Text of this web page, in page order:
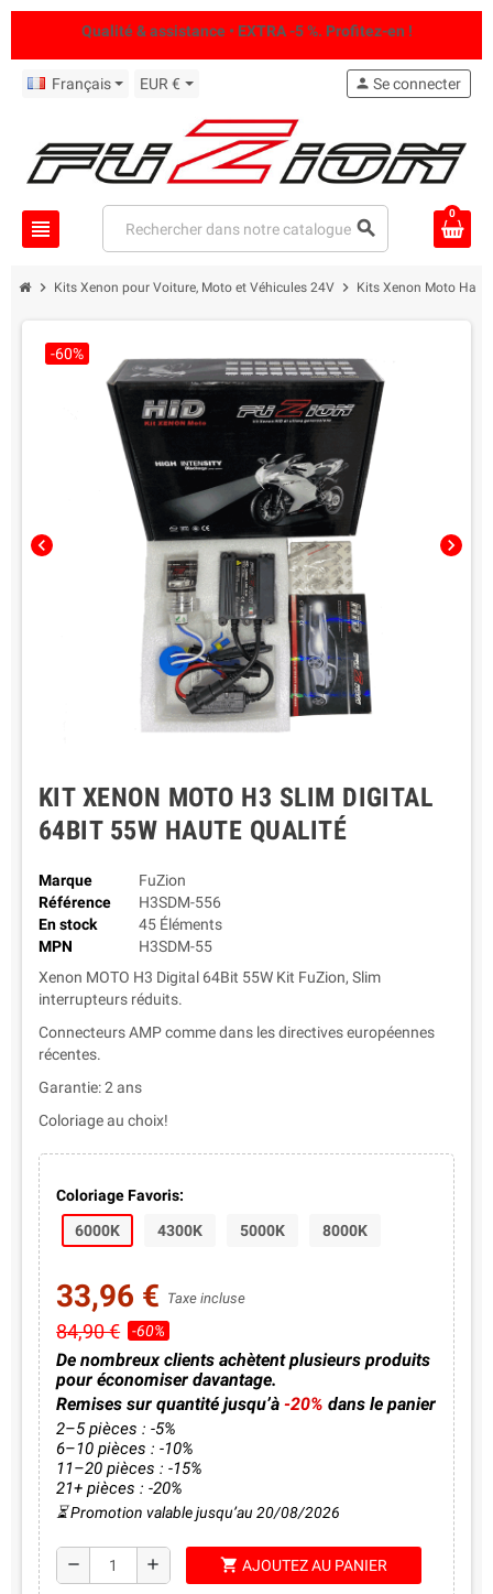
Qualité & assistance • EXTRA -5 %. Profitez-en !
Français EUR €
view_headline search
person Se connecter
0
chevron_right Kits Xenon pour Voiture, Moto et Véhicules 24V chevron_right Kits Xenon Moto
chevron_left chevron_right
-60%
KIT XENON MOTO H3 SLIM DIGITAL
64BIT 55W HAUTE QUALITÉ
Marque
FuZion
Référence
H3SDM-556
En stock
45 Éléments
MPN
H3SDM-55
Xenon MOTO H3 Digital 64Bit 55W Kit FuZion, Slim
interrupteurs réduits.
Connecteurs AMP comme dans les directives européennes
récentes.
Garantie: 2 ans
Coloriage au choix!
Coloriage Favoris:
6000K
4300K 5000K 8000K
33,96 € Taxe incluse
84,90 € -60%
De nombreux clients achètent plusieurs produits
pour économiser davantage.
Remises sur quantité jusqu’à-20% dans le panier
2–5 pièces : -5%
6–10 pièces : -10%
11–20 pièces : -15%
21+ pièces : -20%
⏳ Promotion valable jusqu’au 20/08/2026
remove add shopping_cart AJOUTEZ AU PANIER